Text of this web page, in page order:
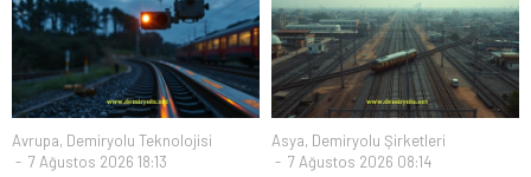
Avrupa, Demiryolu Teknolojisi
7 Ağustos 2026 18:13
Asya, Demiryolu Şirketleri
7 Ağustos 2026 08:14